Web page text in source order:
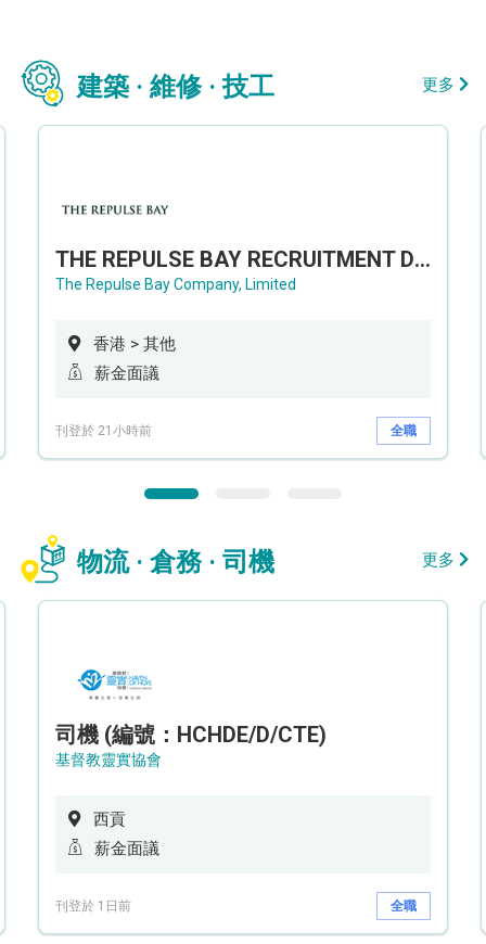
建築 · 維修 · 技工 更多
THE REPULSE BAY RECRUITMENT DAY 淺水灣影灣園人才招聘會
The Repulse Bay Company, Limited
香港 > 其他
薪金面議
刊登於 21小時前 全職
物流 · 倉務 · 司機 更多
司機 (編號：HCHDE/D/CTE)
基督教靈實協會
西貢
薪金面議
刊登於 1日前 全職